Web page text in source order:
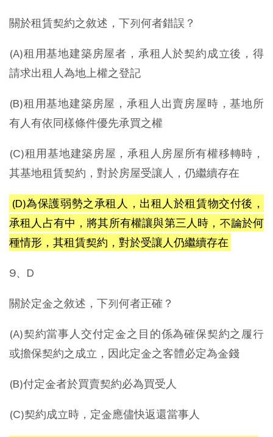
關於租賃契約之敘述，下列何者錯誤？
(A)租用基地建築房屋者，承租人於契約成立後，得
請求出租人為地上權之登記
(B)租用基地建築房屋，承租人出賣房屋時，基地所
有人有依同樣條件優先承買之權
(C)租用基地建築房屋，承租人房屋所有權移轉時，
其基地租賃契約，對於房屋受讓人，仍繼續存在
(D)為保護弱勢之承租人，出租人於租賃物交付後，
承租人占有中，將其所有權讓與第三人時，不論於何
種情形，其租賃契約，對於受讓人仍繼續存在
9、D
關於定金之敘述，下列何者正確？
(A)契約當事人交付定金之目的係為確保契約之履行
或擔保契約之成立，因此定金之客體必定為金錢
(B)付定金者於買賣契約必為買受人
(C)契約成立時，定金應儘快返還當事人